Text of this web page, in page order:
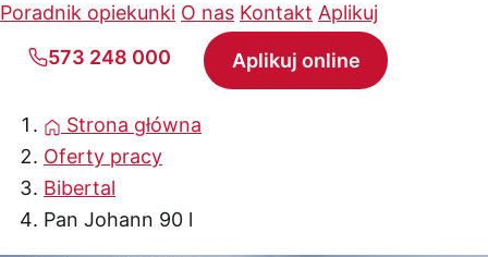
Poradnik opiekunki O nas Kontakt Aplikuj
573 248 000
Aplikuj online
Strona główna
Oferty pracy
Bibertal
Pan Johann 90 l